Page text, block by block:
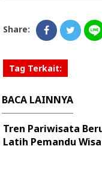
Share:
Tag Terkait:
BACA LAINNYA
Tren Pariwisata
Latih Pemandu